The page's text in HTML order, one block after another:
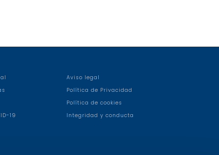
19
Aviso legal
Política de Privacidad
Política de cookies
Integridad y conducta